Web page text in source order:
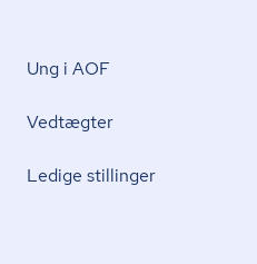
Ung i AOF
Vedtægter
Ledige stillinger